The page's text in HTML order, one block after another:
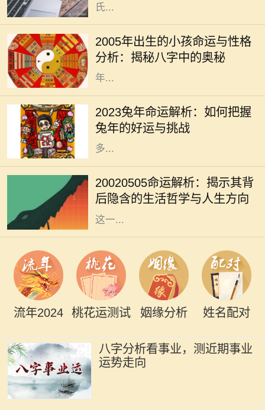
氏...
2005年出生的小孩命运与性格
分析：揭秘八字中的奥秘
2005年，戊戌年，是中国农历中的一
个特殊年份。这一年出生的小孩子，
将在未来的生活中展现出独特的个性
和命运。从命理学的角度来看，2005
年...
2023兔年命运解析：如何把握
兔年的好运与挑战
2023年是兔年，兔年象征着温和、机
智与灵巧。在中国传统文化中，兔子
被视为吉祥的动物，预示着繁荣和好
运。因此，在兔年，我们可以期待许
多...
20020505命运解析：揭示其背
后隐含的生活哲学与人生方向
每一个出生日期都蕴藏着独特的命运
密码，2002年5月5日也是如此。这
一天的组合，不仅仅是数字的叠加，
更是宇宙中某种能量的交汇。通过对
这一...
流年2024 桃花运测试 姻缘分析 姓名配对
八字分析看事业，测近期事业
运势走向